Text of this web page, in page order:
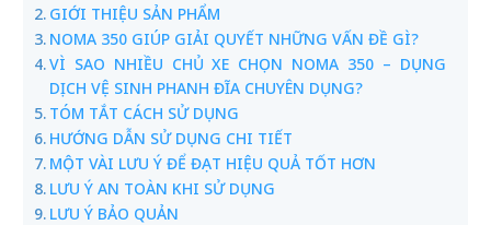
GIỚI THIỆU SẢN PHẨM
NOMA 350 GIÚP GIẢI QUYẾT NHỮNG VẤN ĐỀ GÌ?
VÌ SAO NHIỀU CHỦ XE CHỌN NOMA 350 – DỤNG
DỊCH VỆ SINH PHANH ĐĨA CHUYÊN DỤNG?
TÓM TẮT CÁCH SỬ DỤNG
HƯỚNG DẪN SỬ DỤNG CHI TIẾT
MỘT VÀI LƯU Ý ĐỂ ĐẠT HIỆU QUẢ TỐT HƠN
LƯU Ý AN TOÀN KHI SỬ DỤNG
LƯU Ý BẢO QUẢN